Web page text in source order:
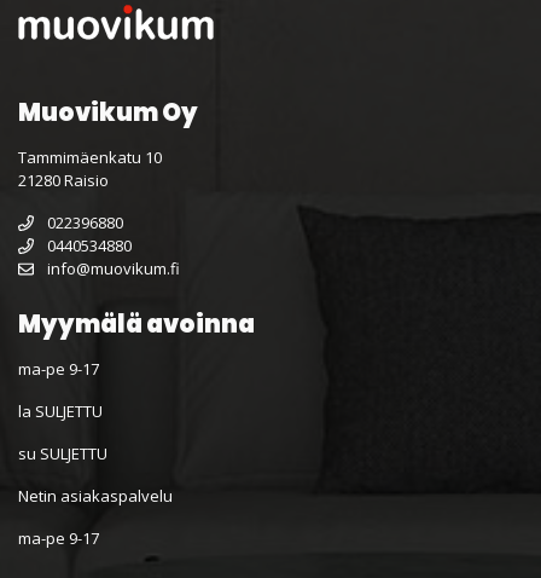
Muovikum Oy
Tammimäenkatu 10
21280 Raisio
022396880
0440534880
info@muovikum.fi
Myymälä avoinna
ma-pe 9-17
la SULJETTU
su SULJETTU
Netin asiakaspalvelu
ma-pe 9-17